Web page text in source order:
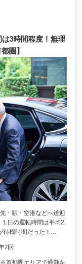
3時間程度！無理
圏】
・駅・空港などへ送迎
日の運転時間は平均2
待機時間だった！…
2回
首都圏エリアで通勤を